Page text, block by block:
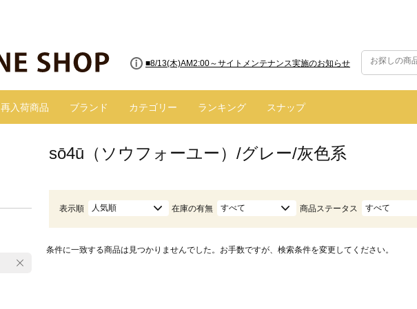
■8/13(木)AM2:00～サイトメンテナンス実施のお知らせ
再入荷商品 ブランド カテゴリー ランキング スナップ
sō4ū（ソウフォーユー）/グレー/灰色系
表示順 人気順 在庫の有無 すべて 商品ステータス すべて
条件に一致する商品は見つかりませんでした。お手数ですが、検索条件を変更してください。